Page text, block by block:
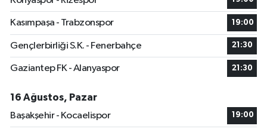
Kasımpaşa - Trabzonspor 19:00
Gençlerbirliği S.K. - Fenerbahçe 21:30
Gaziantep FK - Alanyaspor 21:30
16 Ağustos, Pazar
Başakşehir - Kocaelispor
19:00